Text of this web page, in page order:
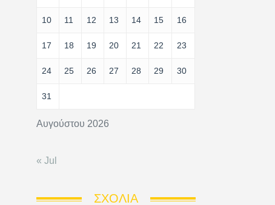
Αυγούστου 2026
10 11 12 13 14 15 16
17 18 19 20 21 22 23
24 25 26 27 28 29 30
31
« Jul
ΣΧΌΛΙΑ